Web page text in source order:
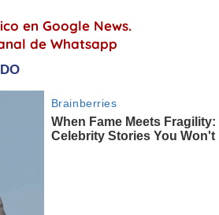
en Google News.
de Whatsapp